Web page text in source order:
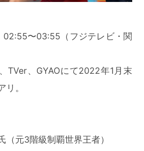
02:55〜03:55（フジテレビ・関
TVer、GYAOにて2022年1月末
リ。
（元3階級制覇世界王者）